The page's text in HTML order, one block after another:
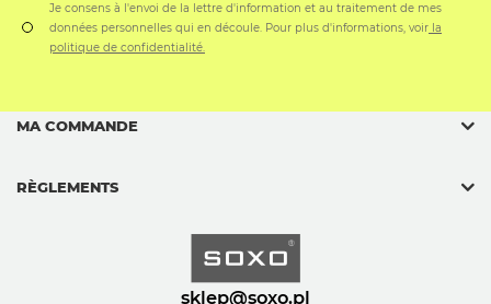
Je consens à l'envoi de la lettre d'information et au traitement de mes
données personnelles qui en découle. Pour plus d'informations, voir la
politique de confidentialité.
sklep@soxo.pl
MA COMMANDE
RÈGLEMENTS